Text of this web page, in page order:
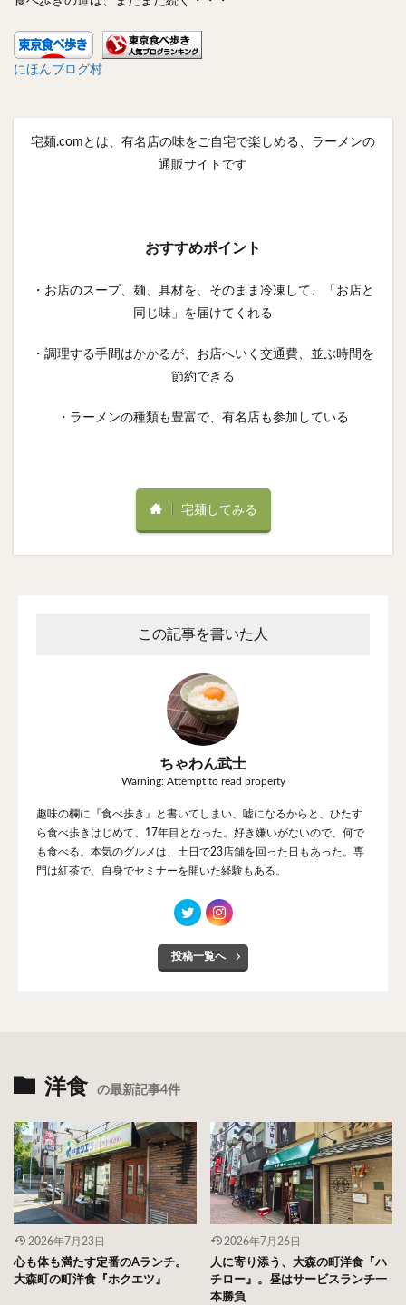
にほんブログ村
宅麺.comとは、有名店の味をご自宅で楽しめる、ラーメンの
通販サイトです
おすすめポイント
・お店のスープ、麺、具材を、そのまま冷凍して、「お店と
同じ味」を届けてくれる
・調理する手間はかかるが、お店へいく交通費、並ぶ時間を
節約できる
・ラーメンの種類も豊富で、有名店も参加している
宅麺してみる
この記事を書いた人
ちゃわん武士
Warning: Attempt to read property
趣味の欄に『食べ歩き』と書いてしまい、嘘になるからと、ひたす
ら食べ歩きはじめて、17年目となった。好き嫌いがないので、何で
も食べる。本気のグルメは、土日で23店舗を回った日もあった。専
門は紅茶で、自身でセミナーを開いた経験もある。
投稿一覧へ
洋食 の最新記事4件
2026年7月23日
心も体も満たす定番のAランチ。
大森町の町洋食『ホクエツ』
2026年7月26日
人に寄り添う、大森の町洋食『ハ
チロー』。昼はサービスランチ一
本勝負